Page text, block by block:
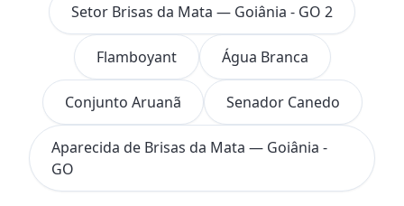
Setor Brisas da Mata — Goiânia - GO 2
Flamboyant Água Branca
Conjunto Aruanã Senador Canedo
Aparecida de Brisas da Mata — Goiânia -
GO